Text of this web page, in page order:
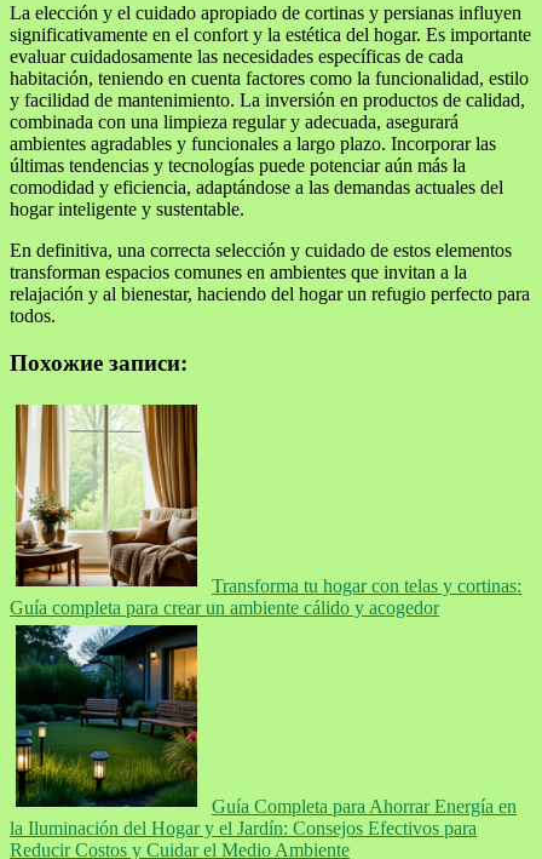
La elección y el cuidado apropiado de cortinas y persianas influyen
significativamente en el confort y la estética del hogar. Es importante
evaluar cuidadosamente las necesidades específicas de cada
habitación, teniendo en cuenta factores como la funcionalidad, estilo
y facilidad de mantenimiento. La inversión en productos de calidad,
combinada con una limpieza regular y adecuada, asegurará
ambientes agradables y funcionales a largo plazo. Incorporar las
últimas tendencias y tecnologías puede potenciar aún más la
comodidad y eficiencia, adaptándose a las demandas actuales del
hogar inteligente y sustentable.
En definitiva, una correcta selección y cuidado de estos elementos
transforman espacios comunes en ambientes que invitan a la
relajación y al bienestar, haciendo del hogar un refugio perfecto para
todos.
Похожие записи:
Transforma tu hogar con telas y cortinas:
Guía completa para crear un ambiente cálido y acogedor
Guía Completa para Ahorrar Energía en
la Iluminación del Hogar y el Jardín: Consejos Efectivos para
Reducir Costos y Cuidar el Medio Ambiente